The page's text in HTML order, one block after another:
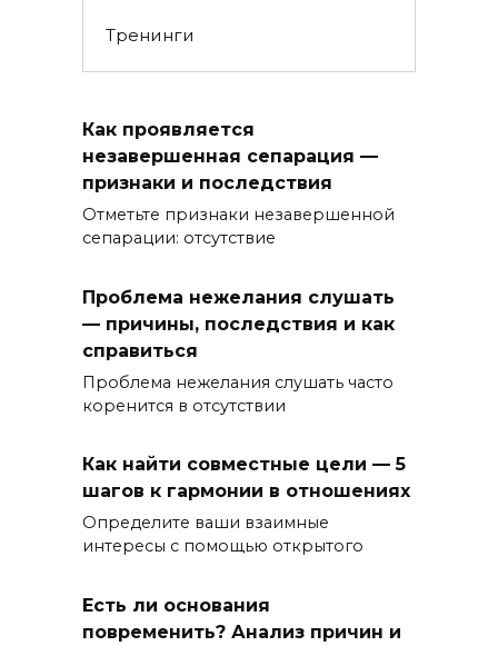
Тренинги
Как проявляется
незавершенная сепарация —
признаки и последствия
Отметьте признаки незавершенной
сепарации: отсутствие
Проблема нежелания слушать
— причины, последствия и как
справиться
Проблема нежелания слушать часто
коренится в отсутствии
Как найти совместные цели — 5
шагов к гармонии в отношениях
Определите ваши взаимные
интересы с помощью открытого
Есть ли основания
повременить? Анализ причин и